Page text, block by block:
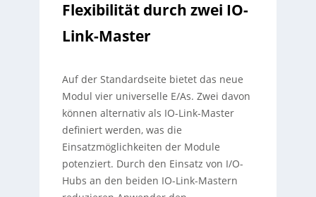
Flexibilität durch zwei IO-
Link-Master
Auf der Standardseite bietet das neue
Modul vier universelle E/As. Zwei davon
können alternativ als IO-Link-Master
definiert werden, was die
Einsatzmöglichkeiten der Module
potenziert. Durch den Einsatz von I/O-
Hubs an den beiden IO-Link-Mastern